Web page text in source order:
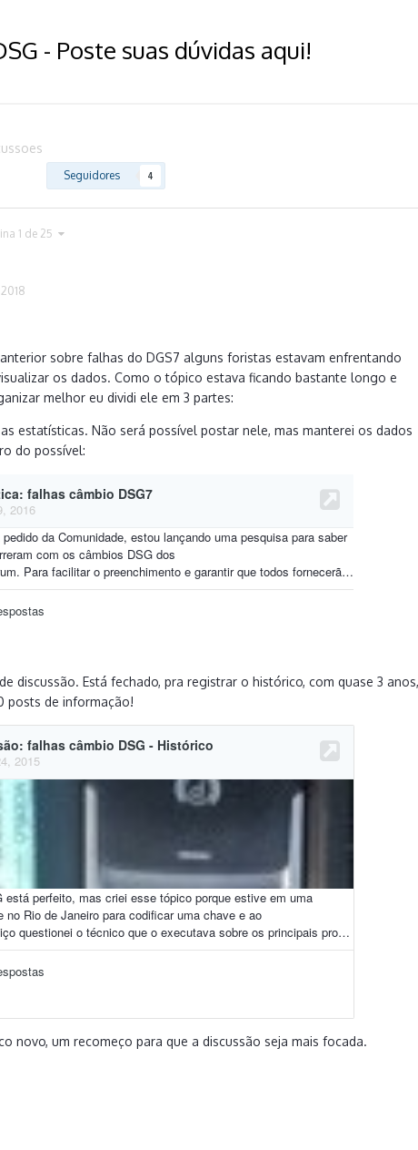
- Poste suas dúvidas aqui!
Seguidores 4
1 de 25
sobre falhas do DGS7 alguns foristas estavam enfrentando
os dados. Como o tópico estava ficando bastante longo e
melhor eu dividi ele em 3 partes:
estatísticas. Não será possível postar nele, mas manterei os dados
do possível:
discussão. Está fechado, pra registrar o histórico, com quase 3
posts de informação!
novo, um recomeço para que a discussão seja mais focada.